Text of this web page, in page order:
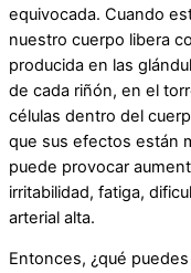
equivocada. Cuando
nuestro cuerpo libera
producida en las
de cada riñón, en el
células dentro del
que sus efectos están
puede provocar
irritabilidad, fatiga,
arterial alta.
Entonces, ¿qué